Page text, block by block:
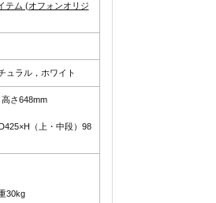
テム (オフォンオリジ
ュラル，ホワイト
さ648mm
（上・中段）98
30kg